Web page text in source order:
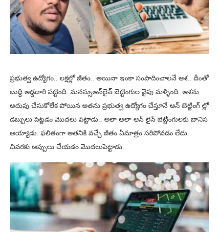
ప్రభుత్వ ఉద్యోగం.. లక్షల్లో జీతం.. అయినా ఇంకా సంపాదించాలనే ఆశ.. దీంతో
బుద్ధి అడ్డదారి పట్టింది. మనస్సుఆన్‌లైన్‌ బెట్టింగుల వైపు మళ్ళింది. ఆశను
అదుపు చేసుకోలేక పోయిన అతను ప్రభుత్వ ఉద్యోగం చేస్తూనే ఆన్‌ బెట్టింగ్‌ ల్లో
డబ్బులు పెట్టడం మొదలు పెట్టాడు.. అలా అలా ఆన్‌ లైన్‌ బెట్టింగులకు బానిస
అయ్యాడు. ఫలితంగా అతనికి వచ్చే జీతం ఏమాత్రం సరిపోవడం లేదు.
చివరకు అప్పులు చేయడం మొదలుపెట్టాడు.